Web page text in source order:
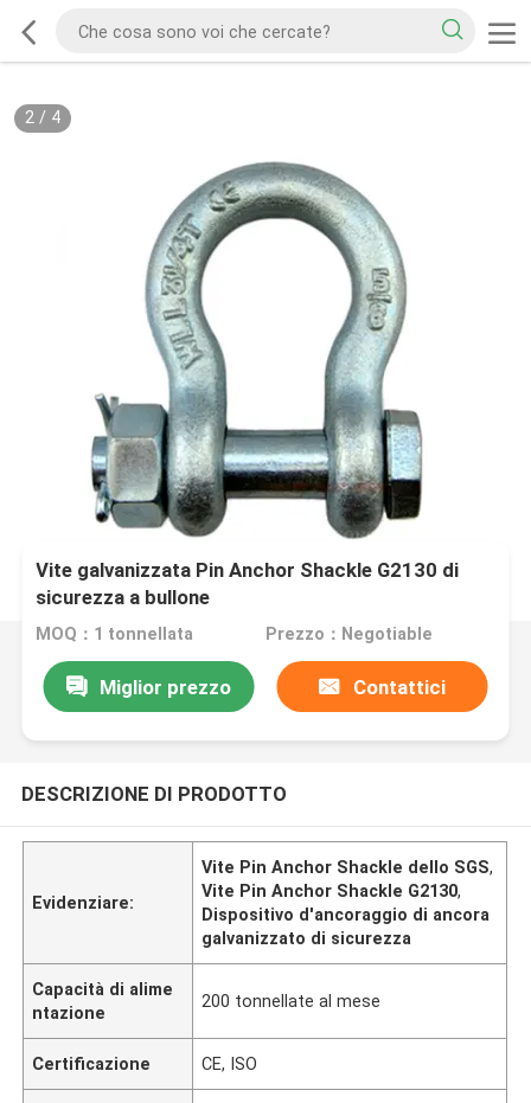
2/ 4
Vite galvanizzata Pin Anchor Shackle G2130 di
sicurezza a bullone
MOQ：1 tonnellata Prezzo：Negotiable
Miglior prezzo Contattici
DESCRIZIONE DI PRODOTTO
Evidenziare:
Vite Pin Anchor Shackle dello SGS,
Vite Pin Anchor Shackle G2130,
Dispositivo d'ancoraggio di ancora
galvanizzato di sicurezza
Capacità di alime
ntazione
200 tonnellate al mese
Certificazione CE, ISO